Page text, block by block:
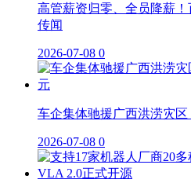
高管薪资归零、全员降薪
传闻
2026-07-08 0
车企集体驰援广西洪涝灾
2026-07-08 0